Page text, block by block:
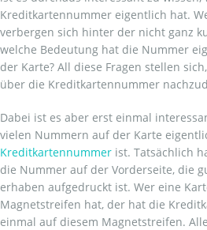
Kreditkartennummer eigentlich hat.
verbergen sich hinter der nicht ganz
welche Bedeutung hat die Nummer
der Karte? All diese Fragen stellen
über die Kreditkartennummer
Dabei ist es aber erst einmal
vielen Nummern auf der Karte
Kreditkartennummer ist. Tatsächlich
die Nummer auf der Vorderseite, die
erhaben aufgedruckt ist. Wer eine
Magnetstreifen hat, der hat die
einmal auf diesem Magnetstreifen.